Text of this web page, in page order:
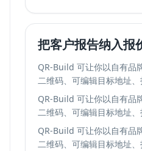
把客户报告纳入报
QR-Build 可让你以自有品
二维码、可编辑目标地址、
QR-Build 可让你以自有品
二维码、可编辑目标地址、
QR-Build 可让你以自有品
二维码、可编辑目标地址、